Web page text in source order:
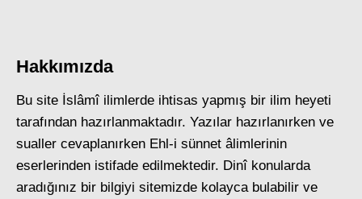
Hakkımızda
Bu site İslâmî ilimlerde ihtisas yapmış bir ilim heyeti
tarafından hazırlanmaktadır. Yazılar hazırlanırken ve
sualler cevaplanırken Ehl-i sünnet âlimlerinin
eserlerinden istifade edilmektedir. Dinî konularda
aradığınız bir bilgiyi sitemizde kolayca bulabilir ve